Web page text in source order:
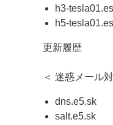
h3-
h5-
更新履歴
＜ 迷惑メール
dns.e5.sk
salt.e5.sk